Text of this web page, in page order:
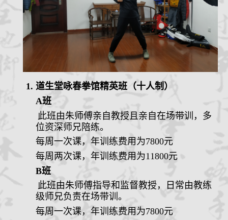
道生堂咏春拳馆精英班（十人制）
A班
此班由朱师傅亲自教授且亲自在场带训，多
位资深师兄陪练。
每周一次课，年训练费用 为7800元
每周两次课，年训练费用为11800元
B班
此班由朱师傅指导和监督教授，日常由教练
级师兄负责在场带训。
每周一次课，年训练费用 为7800元